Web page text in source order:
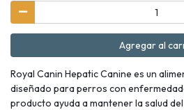
Agregar al
Royal Canin Hepatic Canine es un
diseñado para perros con
producto ayuda a mantener la salud